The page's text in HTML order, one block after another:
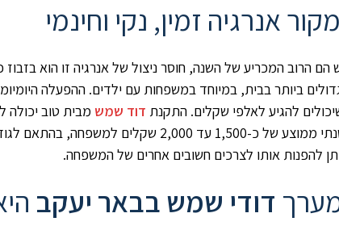
אנרגיה זמין, נקי וחינמי
הרוב המכריע של השנה, חוסר ניצול של אנרגיה זו הוא בזבוז
ביותר בבית, במיוחד במשפחות עם ילדים. ההפעלה
להגיע לאלפי שקלים. התקנת דוד שמש
המשמעות היא חיסכון שנתי ממוצע של כ-1,500 עד
להפנות אותו לצרכים חשובים אחרים של המשפחה.
דודי שמש בבאר יעקב